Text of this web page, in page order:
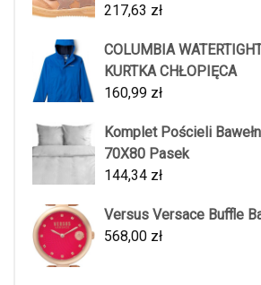
217,63 zł
COLUMBIA
KURTKA CHŁOPIĘCA
160,99 zł
Komplet Pościeli
70X80 Pasek
144,34 zł
Versus Versace Buffle
568,00 zł